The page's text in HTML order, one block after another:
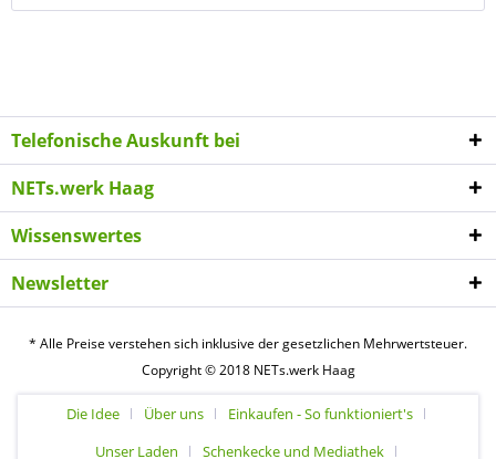
Telefonische Auskunft bei
NETs.werk Haag
Wissenswertes
Newsletter
* Alle Preise verstehen sich inklusive der gesetzlichen Mehrwertsteuer.
Copyright © 2018 NETs.werk Haag
Die Idee Über uns
Einkaufen - So funktioniert's
Unser Laden
Schenkecke und Mediathek